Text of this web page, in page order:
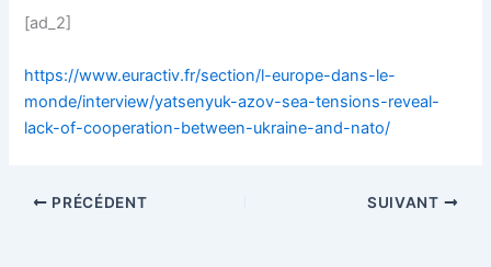
[ad_2]
https://www.euractiv.fr/section/l-europe-dans-le-
monde/interview/yatsenyuk-azov-sea-tensions-reveal-
lack-of-cooperation-between-ukraine-and-nato/
PRÉCÉDENT SUIVANT